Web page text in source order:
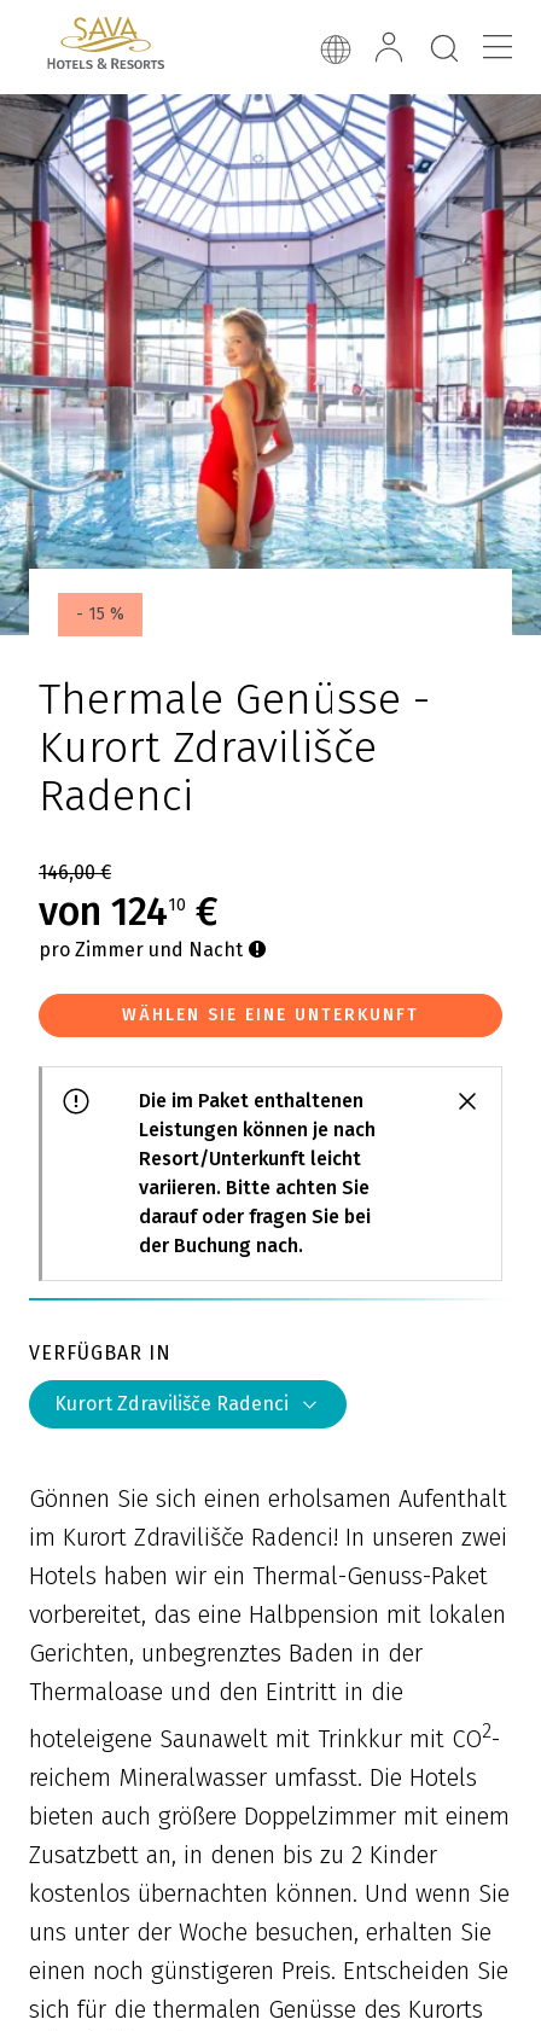
- 15 %
Thermale Genüsse -
Kurort Zdravilišče
Radenci
146,00 €
von 12410 €
pro Zimmer und Nacht
WÄHLEN SIE EINE UNTERKUNFT
Die im Paket enthaltenen
Leistungen können je nach
Resort/Unterkunft leicht
variieren. Bitte achten Sie
darauf oder fragen Sie bei
der Buchung nach.
VERFÜGBAR IN
Kurort Zdravilišče Radenci
Gönnen Sie sich einen erholsamen Aufenthalt
im Kurort Zdravilišče Radenci! In unseren zwei
Hotels haben wir ein Thermal-Genuss-Paket
vorbereitet, das eine Halbpension mit lokalen
Gerichten, unbegrenztes Baden in der
Thermaloase und den Eintritt in die
hoteleigene Saunawelt mit Trinkkur mit CO2-
reichem Mineralwasser umfasst. Die Hotels
bieten auch größere Doppelzimmer mit einem
Zusatzbett an, in denen bis zu 2 Kinder
kostenlos übernachten können. Und wenn Sie
uns unter der Woche besuchen, erhalten Sie
einen noch günstigeren Preis. Entscheiden Sie
sich für die thermalen Genüsse des Kurorts